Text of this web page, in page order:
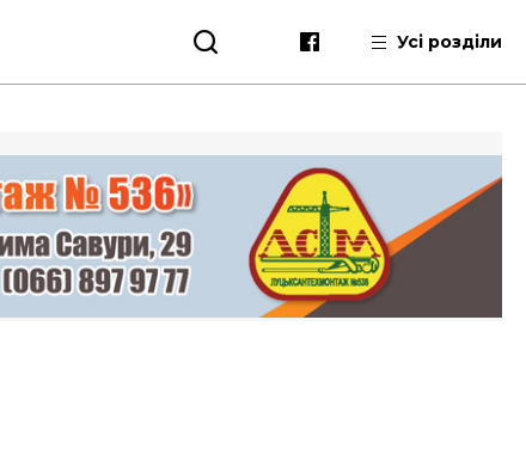
Усі розділи